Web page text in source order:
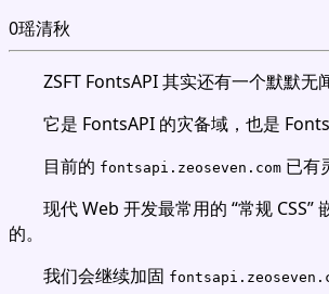
0瑶清秋
ZSFT FontsAPI 其实还有一个默默无
它是 FontsAPI 的灾备域，也是
目前的 fontsapi.zeoseven.com 已有
现代 Web 开发最常用的 “常规 CSS”
的。
我们会继续加固